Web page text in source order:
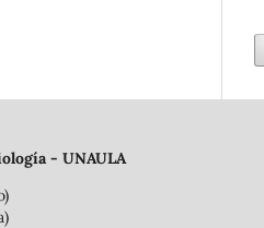
- UNAULA